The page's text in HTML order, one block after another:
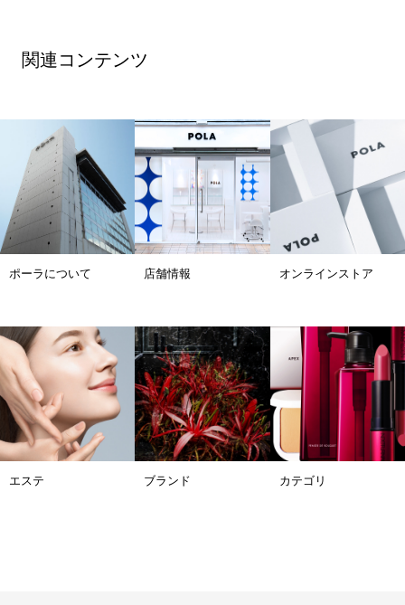
関連コンテンツ
ポーラについて 店舗情報 オンラインストア
エステ ブランド カテゴリ